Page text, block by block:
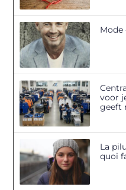
Mode
voor
geeft
La
quoi